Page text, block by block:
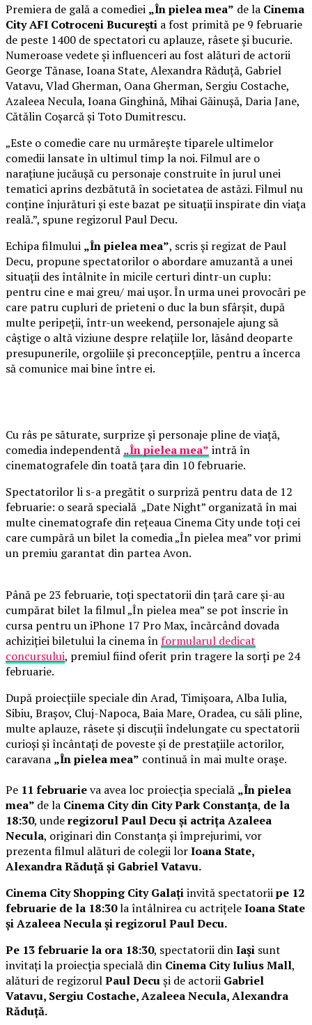
Premiera de gală a comediei „În pielea mea” de la Cinema
City AFI Cotroceni București a fost primită pe 9 februarie
de peste 1400 de spectatori cu aplauze, râsete și bucurie.
Numeroase vedete și influenceri au fost alături de actorii
George Tănase, Ioana State, Alexandra Răduță, Gabriel
Vatavu, Vlad Gherman, Oana Gherman, Sergiu Costache,
Azaleea Necula, Ioana Ginghină, Mihai Găinușă, Daria Jane,
Cătălin Coșarcă și Toto Dumitrescu.
„Este o comedie care nu urmărește tiparele ultimelor
comedii lansate în ultimul timp la noi. Filmul are o
narațiune jucăușă cu personaje construite în jurul unei
tematici aprins dezbătută în societatea de astăzi. Filmul nu
conține înjurături și este bazat pe situații inspirate din viața
reală.”, spune regizorul Paul Decu.
Echipa filmului „În pielea mea”, scris și regizat de Paul
Decu, propune spectatorilor o abordare amuzantă a unei
situații des întâlnite în micile certuri dintr-un cuplu:
pentru cine e mai greu/ mai ușor. În urma unei provocări pe
care patru cupluri de prieteni o duc la bun sfârșit, după
multe peripeții, într-un weekend, personajele ajung să
câștige o altă viziune despre relațiile lor, lăsând deoparte
presupunerile, orgoliile și preconcepțiile, pentru a încerca
să comunice mai bine între ei.
Cu râs pe săturate, surprize și personaje pline de viață,
comedia independentă „În pielea mea” intră în
cinematografele din toată țara din 10 februarie.
Spectatorilor li s-a pregătit o surpriză pentru data de 12
februarie: o seară specială „Date Night” organizată în mai
multe cinematografe din rețeaua Cinema City unde toți cei
care cumpără un bilet la comedia „În pielea mea” vor primi
un premiu garantat din partea Avon.
Până pe 23 februarie, toți spectatorii din țară care și-au
cumpărat bilet la filmul „În pielea mea” se pot înscrie în
cursa pentru un iPhone 17 Pro Max, încărcând dovada
achiziției biletului la cinema înformularul dedicat
concursului, premiul fiind oferit prin tragere la sorți pe 24
februarie.
După proiecțiile speciale din Arad, Timișoara, Alba Iulia,
Sibiu, Brașov, Cluj-Napoca, Baia Mare, Oradea, cu săli pline,
multe aplauze, râsete și discuții îndelungate cu spectatorii
curioși și încântați de poveste și de prestațiile actorilor,
caravana „În pielea mea” continuă în mai multe orașe.
Pe 11 februarieva avea loc proiecția specială „În pielea
mea” de la Cinema City din City Park Constanța, de la
18:30, underegizorul Paul Decu și actrița Azaleea
Necula, originari din Constanța și împrejurimi, vor
prezenta filmul alături de colegii lorIoana State,
Alexandra Răduță și Gabriel Vatavu.
Cinema City Shopping City Galațiinvită spectatoriipe 12
februarie de la 18:30la întâlnirea cu actrițeleIoana State
și Azaleea Necula și regizorul Paul Decu.
Pe 13 februarie la ora 18:30, spectatorii dinIași sunt
invitați la proiecția specială din Cinema City Iulius Mall,
alături de regizorulPaul Decuși de actorii Gabriel
Vatavu, Sergiu Costache, Azaleea Necula, Alexandra
Răduță.